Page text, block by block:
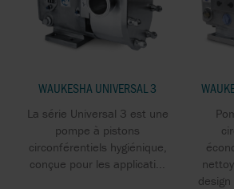
WAUKESHA UNIVERSAL 3
La série Universal 3 est une
pompe à pistons
circonférentiels hygiénique,
conçue pour les applicati...
design